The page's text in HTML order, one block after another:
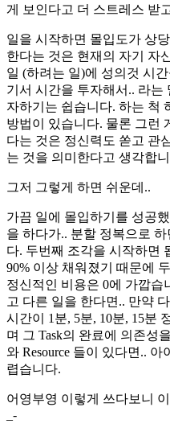
게 보인다고 더 스트레스 받
일을 시작하면 몰입도가 상
한다는 것은 현재의 자기 자
일 (하려는 일)에 성의것 시
기서 시간을 투자해서.. 라는
자하기는 쉽습니다. 하는 척
방법이 있습니다. 물론 그런
다는 것은 정신력도 쏟고 관
는 것을 의미한다고 생각합
그저 그렇게 하면 쉬운데..
가끔 일에 몰입하기를 성공
을 하다가.. 분할 정복으로
다. 두번째 조각을 시작하면
90% 이상 채워졌기 때문에
정신적인 비용은 0에 가깝
고 다른 일을 한다면.. 만약
시간이 1분, 5분, 10분, 15분
며 그 Task의 완료에 의존성
와 Resource 들이 있다면..
렵습니다.
어영부영 이렇게 쓰다보니
_-